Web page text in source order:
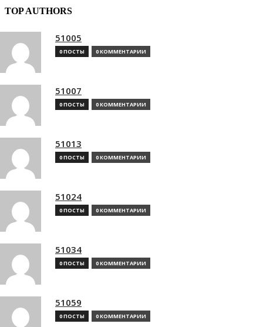
TOP AUTHORS
51005
0 ПОСТЫ 0 КОММЕНТАРИИ
51007
0 ПОСТЫ 0 КОММЕНТАРИИ
51013
0 ПОСТЫ 0 КОММЕНТАРИИ
51024
0 ПОСТЫ 0 КОММЕНТАРИИ
51034
0 ПОСТЫ 0 КОММЕНТАРИИ
51059
0 ПОСТЫ 0 КОММЕНТАРИИ